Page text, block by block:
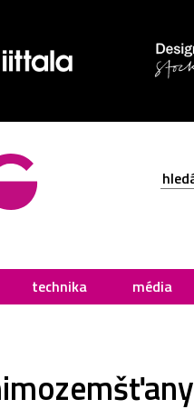
technika média